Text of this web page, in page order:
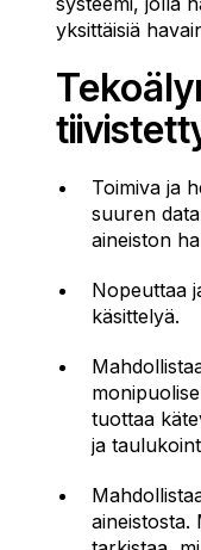
yksittäisiä
Toimiva ja
suuren
aineiston
Nopeuttaa
käsittelyä.
tuottaa
ja
aineistosta.